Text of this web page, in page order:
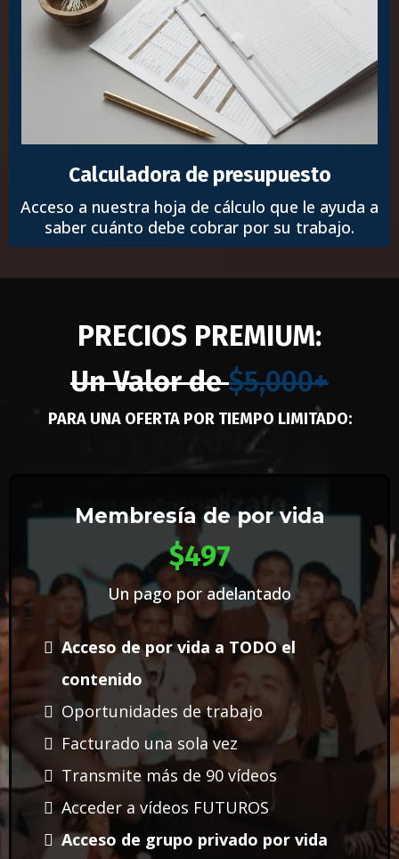
Calculadora de presupuesto
Acceso a nuestra hoja de cálculo que le ayuda a
saber cuánto debe cobrar por su trabajo.
PRECIOS PREMIUM:
Un Valor de$5,000+
PARA UNA OFERTA POR TIEMPO LIMITADO:
Membresía de por vida
$497
Un pago por adelantado
Acceso de por vida a TODO el
contenido
Oportunidades de trabajo
Facturado una sola vez
Transmite más de 90 vídeos
Acceder a vídeos FUTUROS
Acceso de grupo privado por vida